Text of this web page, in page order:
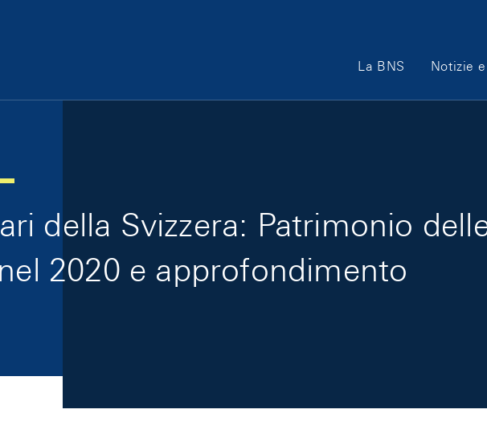
Main Navigation
La BNS Notizie
della Svizzera: Patrimonio
2020 e approfondimento